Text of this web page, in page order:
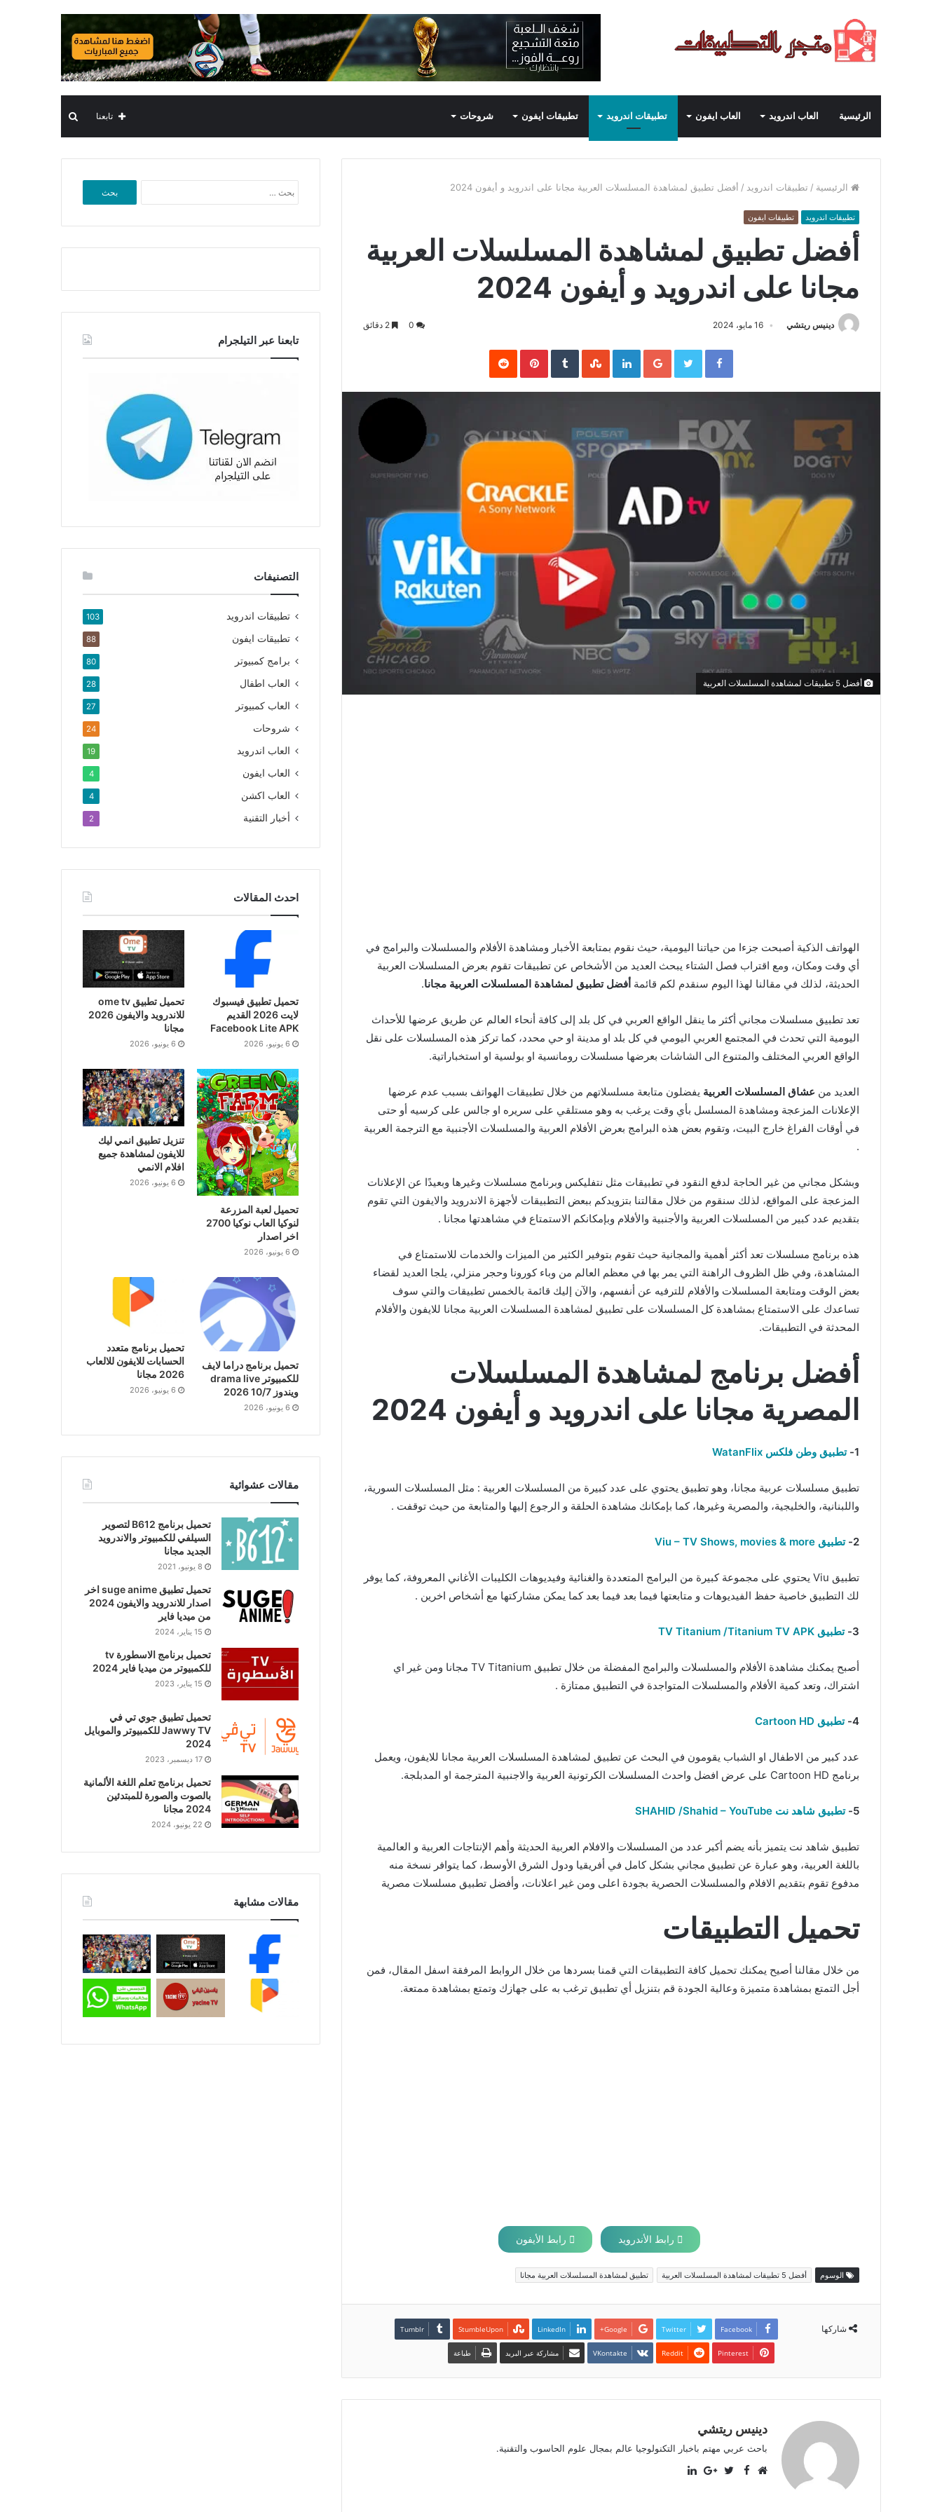
الرئيسية العاب اندرويد العاب ايفون تطبيقات اندرويد تطبيقات ايفون شروحات بحث
عن
تابعنا
الرئيسية / تطبيقات اندرويد / أفضل تطبيق لمشاهدة المسلسلات العربية مجانا على اندرويد و أيفون 2024
تطبيقات اندرويد تطبيقات ايفون
أفضل تطبيق لمشاهدة المسلسلات العربية
مجانا على اندرويد و أيفون 2024
دينيس ريتشي 16 مايو، 2024
Facebook
Twitter
Google+
LinkedIn
Pinterest
أفضل 5 تطبيقات لمشاهدة المسلسلات العربية
الهواتف الذكية أصبحت جزءا من حياتنا اليومية، حيث نقوم بمتابعة الأخبار ومشاهدة الأفلام والمسلسلات والبرامج في
أي وقت ومكان، ومع اقتراب فصل الشتاء يبحث العديد من الأشخاص عن تطبيقات تقوم بعرض المسلسلات العربية
الحديثة، لذلك في مقالنا لهذا اليوم سنقدم لكم قائمة أفضل تطبيق لمشاهدة المسلسلات العربية مجانا.
تعد تطبيق مسلسلات مجاني أكثر ما ينقل الواقع العربي في كل بلد إلى كافة أنحاء العالم عن طريق عرضها للأحداث
اليومية التي تحدث في المجتمع العربي اليومي في كل بلد او مدينة او حي محدد، كما تركز هذه المسلسلات على نقل
الواقع العربي المختلف والمتنوع الى الشاشات بعرضها مسلسلات رومانسية او بولسية او استخباراتية.
العديد من عشاق المسلسلات العربية يفضلون متابعة مسلسلاتهم من خلال تطبيقات الهواتف بسبب عدم عرضها
الإعلانات المزعجة ومشاهدة المسلسل بأي وقت يرغب به وهو مستلقي على سريره او جالس على كرسيه أو حتى
في أوقات الفراغ خارج البيت، وتقوم بعض هذه البرامج بعرض الأفلام العربية والمسلسلات الأجنبية مع الترجمة العربية
.
وبشكل مجاني من غير الحاجة لدفع النقود في تطبيقات مثل نتفليكس وبرنامج مسلسلات وغيرها وبعيدًا عن الإعلانات
المزعجة على المواقع، لذلك سنقوم من خلال مقالتنا بتزويدكم ببعض التطبيقات لأجهزة الاندرويد والايفون التي تقوم
بتقديم عدد كبير من المسلسلات العربية والأجنبية والأفلام وبإمكانكم الاستمتاع في مشاهدتها مجانا .
هذه برنامج مسلسلات تعد أكثر أهمية والمجانية حيث تقوم بتوفير الكثير من الميزات والخدمات للاستمتاع في
المشاهدة، وفي ظل الظروف الراهنة التي يمر بها في معظم العالم من وباء كورونا وحجر منزلي، يلجا العديد لقضاء
بعض الوقت ومتابعة المسلسلات والأفلام للترفيه عن أنفسهم، والآن إليك قائمة بالخمس تطبيقات والتي سوف
تساعدك على الاستمتاع بمشاهدة كل المسلسلات على تطبيق لمشاهدة المسلسلات العربية مجانا للايفون والأفلام
المحدثة في التطبيقات.
أفضل برنامج لمشاهدة المسلسلات
المصرية مجانا على اندرويد و أيفون 2024
1- تطبيق وطن فلكس WatanFlix
تطبيق مسلسلات عربية مجانا، وهو تطبيق يحتوي على عدد كبيرة من المسلسلات العربية : مثل المسلسلات السورية،
واللبنانية، والخليجية، والمصرية وغيرها، كما بإمكانك مشاهدة الحلقة و الرجوع إليها والمتابعة من حيث توقفت .
2- تطبيق Viu – TV Shows, movies & more
تطبيق Viu يحتوي على مجموعة كبيرة من البرامج المتعددة والغنائية وفيديوهات الكليبات الأغاني المعروفة، كما يوفر
لك التطبيق خاصية حفظ الفيديوهات و متابعتها فيما بعد فيما بعد كما يمكن مشاركتها مع أشخاص اخرين .
3- تطبيق TV Titanium /Titanium TV APK
أصبح يمكنك مشاهدة الأفلام والمسلسلات والبرامج المفضلة من خلال تطبيق TV Titanium مجانا ومن غير اي
اشتراك، وتعد كمية الأفلام والمسلسلات المتواجدة في التطبيق ممتازة .
4- تطبيق Cartoon HD
عدد كبير من الاطفال او الشباب يقومون في البحث عن تطبيق لمشاهدة المسلسلات العربية مجانا للايفون، ويعمل
برنامج Cartoon HD على عرض افضل واحدث المسلسلات الكرتونية العربية والاجنبية المترجمة او المدبلجة.
5- تطبيق شاهد نت SHAHID /Shahid – YouTube
تطبيق شاهد نت يتميز بأنه يضم أكبر عدد من المسلسلات والافلام العربية الحديثة وأهم الإنتاجات العربية و العالمية
باللغة العربية، وهو عبارة عن تطبيق مجاني بشكل كامل في أفريقيا ودول الشرق الأوسط، كما يتوافر نسخة منه
مدفوع تقوم بتقديم الافلام والمسلسلات الحصرية بجودة اعلى ومن غير اعلانات، وأفضل تطبيق مسلسلات مصرية
تحميل التطبيقات
من خلال مقالنا أصيح يمكنك تحميل كافة التطبيقات التي قمنا بسردها من خلال الروابط المرفقة اسفل المقال، فمن
أجل التمتع بمشاهدة متميزة وعالية الجودة قم بتنزيل أي تطبيق ترغب به على جهازك وتمتع بمشاهدة ممتعة.
رابط الأندرويد رابط الأيفون
الوسوم أفضل 5 تطبيقات لمشاهدة المسلسلات العربية تطبيق لمشاهدة المسلسلات العربية مجانا
شاركها Facebook
Twitter
Google+
LinkedIn
Pinterest مشاركة عبر البريد طباعة
دينيس ريتشي
باحث عربي مهتم باخبار التكنولوجيا عالم بمجال علوم الحاسوب والتقنية.
Facebook
عن:
تابعنا عبر التيلجرام
التصنيفات
تطبيقات اندرويد 103
تطبيقات ايفون 88
برامج كمبيوتر 80
العاب اطفال 28
العاب كمبيوتر 27
شروحات 24
العاب اندرويد 19
العاب ايفون 4
العاب اكشن 4
أخبار التقنية 2
احدث المقالات
تحميل تطبيق فيسبوك
لايت 2026 القديم
Facebook Lite APK
6 يونيو، 2026
تحميل تطبيق ome tv
للاندرويد والايفون 2026
مجانا
6 يونيو، 2026
تحميل لعبة المزرعة
لنوكيا العاب نوكيا 2700
اخر اصدار
6 يونيو، 2026
تنزيل تطبيق انمي ليك
للايفون لمشاهدة جميع
افلام الانمي
6 يونيو، 2026
تحميل برنامج دراما لايف
للكمبيوتر drama live
ويندوز 10/7 2026
6 يونيو، 2026
تحميل برنامج متعدد
الحسابات للايفون للالعاب
2026 مجانا
6 يونيو، 2026
مقالات عشوائية
تحميل برنامج B612 لتصوير
السيلفي للكمبيوتر والاندرويد
الجديد مجانا
8 يونيو، 2021
تحميل تطبيق suge anime اخر
اصدار للاندرويد والايفون 2024
من ميديا فاير
15 يناير، 2024
تحميل برنامج الاسطورة tv
للكمبيوتر من ميديا فاير 2024
15 يناير، 2023
تحميل تطبيق جوي تي في
Jawwy TV للكمبيوتر والموبايل
2024
17 ديسمبر، 2023
تحميل برنامج تعلم اللغة الألمانية
بالصوت والصورة للمبتدئين
2024 مجانا
22 يونيو، 2024
مقالات مشابهة